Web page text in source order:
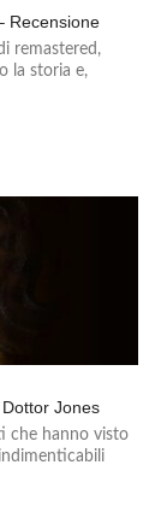
Recensione
remastered,
la storia e,
Jones
che hanno visto